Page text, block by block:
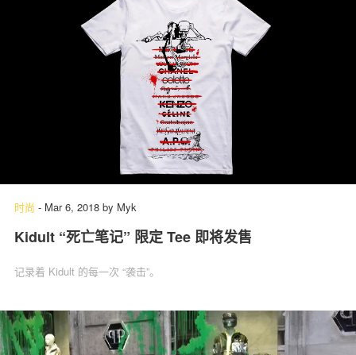
时尚 - Mar 6, 2018 by Myk
Kidult “死亡笔记” 限定 Tee 即将发售
记录着 Kidult 的每一次 “袭击”。